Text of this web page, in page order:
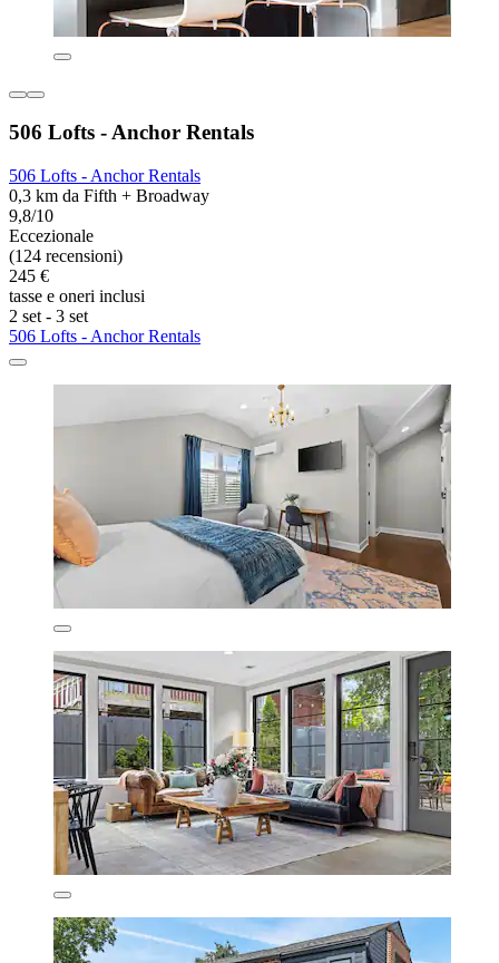
506 Lofts - Anchor Rentals
506 Lofts - Anchor Rentals
0,3 km da Fifth + Broadway
9,8/10
Eccezionale
(124 recensioni)
245 €
tasse e oneri inclusi
2 set - 3 set
506 Lofts - Anchor Rentals